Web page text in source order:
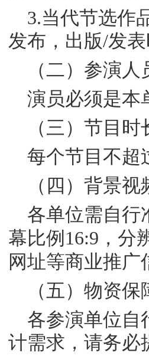
3.当代节选作
发布，出版/发
（二）参演人
演员必须是本
（三）节目时
每个节目不超
（四）背景视
各单位需自行
幕比例 16:9，分
网址等商业推广
（五）物资保
各参演单位自
计需求，请务必